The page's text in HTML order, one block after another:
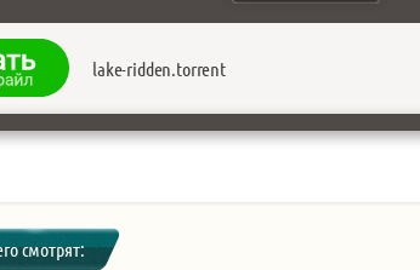
lake-ridden.torrent
смотрят: